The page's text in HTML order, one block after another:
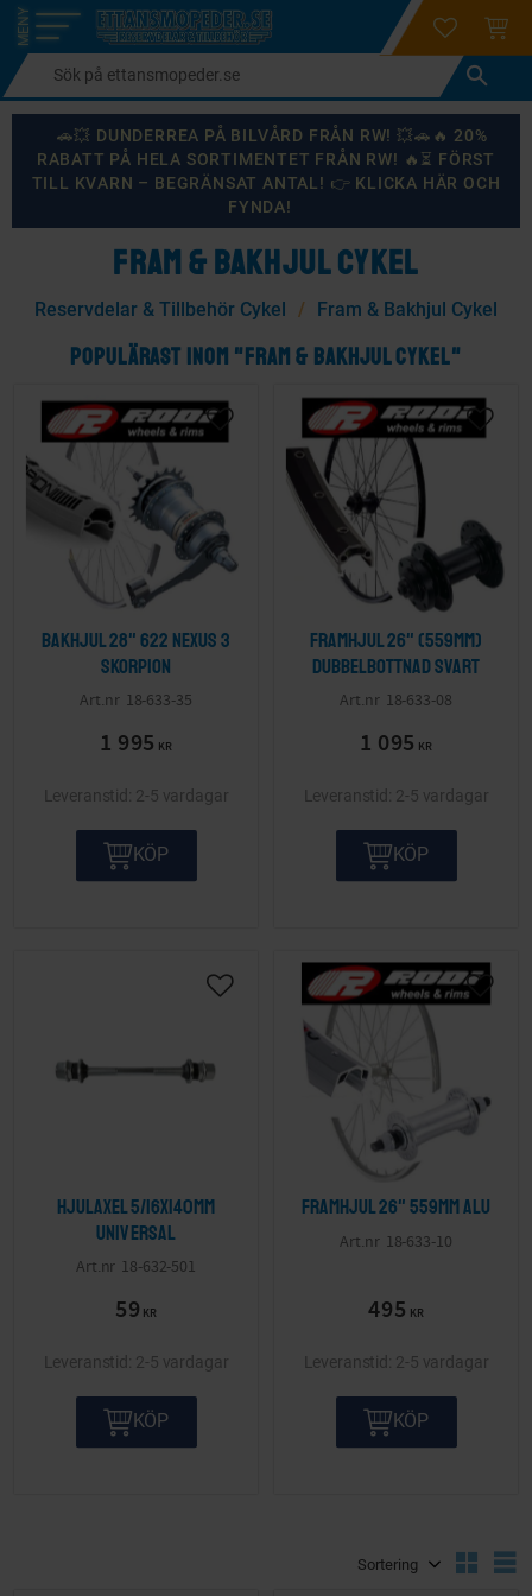
Meny
login
🚗💥 DUNDERREA PÅ BILVÅRD FRÅN RW! 💥🚗🔥 20%
RABATT PÅ HELA SORTIMENTET FRÅN RW! 🔥⏳ FÖRST
TILL KVARN – BEGRÄNSAT ANTAL! 👉 KLICKA HÄR OCH
FYNDA!
FRAM & BAKHJUL CYKEL
Reservdelar & Tillbehör Cykel Fram & Bakhjul Cykel
POPULÄRAST INOM "FRAM & BAKHJUL CYKEL"
Bakhjul 28" 622 Nexus 3
Skorpion
18-633-35
1 995 KR
2-5 vardagar
KÖP
Framhjul 26" (559mm)
dubbelbottnad svart
18-633-08
1 095 KR
2-5 vardagar
KÖP
Hjulaxel 5/16x140mm
Universal
18-632-501
59 KR
2-5 vardagar
KÖP
Framhjul 26" 559mm alu
18-633-10
495 KR
2-5 vardagar
KÖP